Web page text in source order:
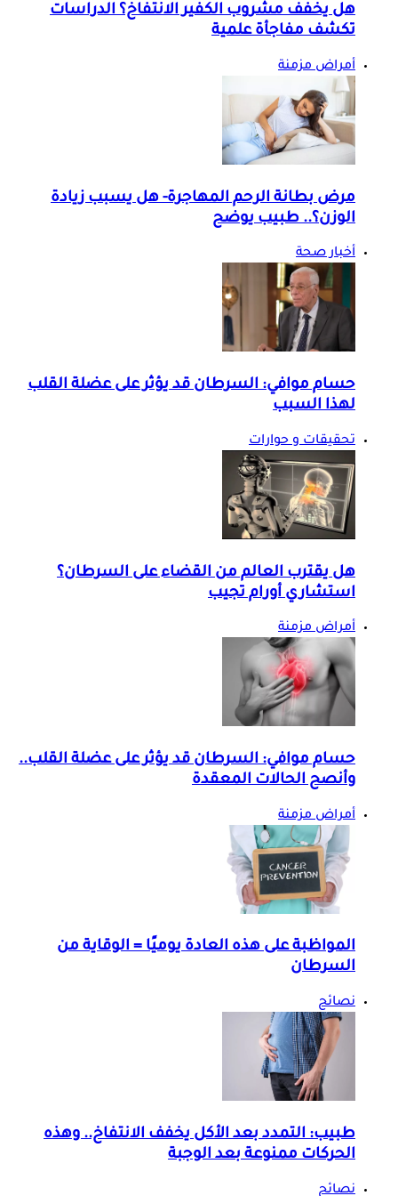
هل يخفف مشروب الكفير الانتفاخ؟ الدراسات
تكشف مفاجأة علمية
أمراض مزمنة
مرض بطانة الرحم المهاجرة- هل يسبب زيادة
الوزن؟.. طبيب يوضح
أخبار صحة
حسام موافي: السرطان قد يؤثر على عضلة القلب
لهذا السبب
تحقيقات و حوارات
هل يقترب العالم من القضاء على السرطان؟
استشاري أورام تجيب
أمراض مزمنة
حسام موافي: السرطان قد يؤثر على عضلة القلب..
وأنصح الحالات المعقدة
أمراض مزمنة
المواظبة على هذه العادة يوميًا = الوقاية من
السرطان
نصائح
طبيب: التمدد بعد الأكل يخفف الانتفاخ.. وهذه
الحركات ممنوعة بعد الوجبة
نصائح